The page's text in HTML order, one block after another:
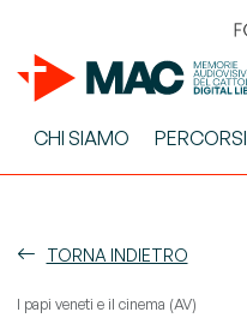
CHI SIAMO PERCORSI
TORNA INDIETRO
I papi veneti e il cinema (AV)